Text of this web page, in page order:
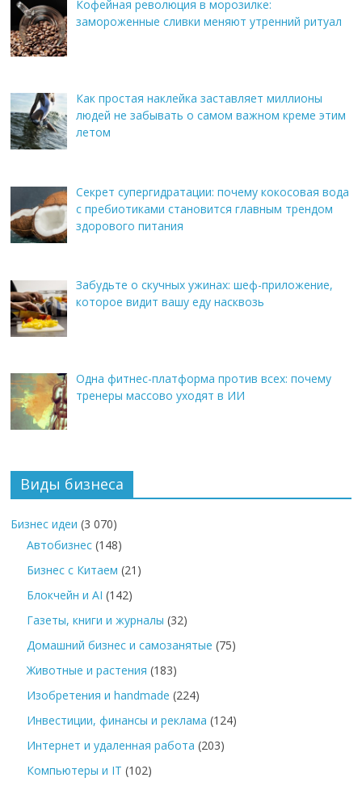
Кофейная революция в морозилке:
замороженные сливки меняют утренний ритуал
Как простая наклейка заставляет миллионы
людей не забывать о самом важном креме этим
летом
Секрет супергидратации: почему кокосовая вода
с пребиотиками становится главным трендом
здорового питания
Забудьте о скучных ужинах: шеф-приложение,
которое видит вашу еду насквозь
Одна фитнес-платформа против всех: почему
тренеры массово уходят в ИИ
Виды бизнеса
Бизнес идеи (3 070)
Автобизнес (148)
Бизнес с Китаем (21)
Блокчейн и AI (142)
Газеты, книги и журналы (32)
Домашний бизнес и самозанятые (75)
Животные и растения (183)
Изобретения и handmade (224)
Инвестиции, финансы и реклама (124)
Интернет и удаленная работа (203)
Компьютеры и IT (102)